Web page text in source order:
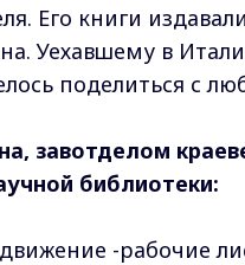
Его книги
Уехавшему в
поделиться с
завотделом
библиотеки:
-рабочие